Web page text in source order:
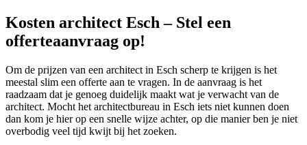
Kosten architect Esch – Stel een
offerteaanvraag op!
Om de prijzen van een architect in Esch scherp te krijgen is het
meestal slim een offerte aan te vragen. In de aanvraag is het
raadzaam dat je genoeg duidelijk maakt wat je verwacht van de
architect. Mocht het architectbureau in Esch iets niet kunnen doen
dan kom je hier op een snelle wijze achter, op die manier ben je niet
overbodig veel tijd kwijt bij het zoeken.